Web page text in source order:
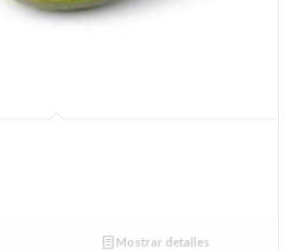
Mostrar detalles